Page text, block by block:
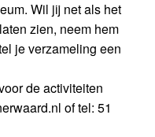
Wil jij net als het
zien, neem hem
je verzameling een
de activiteiten
of tel: 51